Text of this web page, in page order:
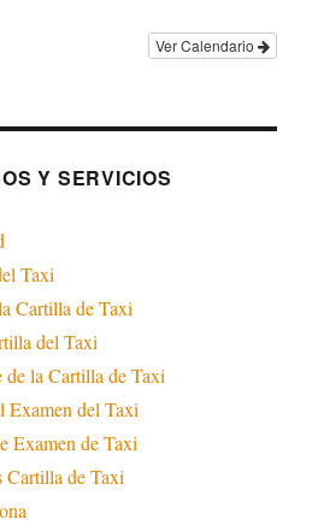
Ver Calendario
Y SERVICIOS
Taxi
Cartilla de Taxi
del Taxi
la Cartilla de Taxi
Examen del Taxi
Examen de Taxi
Cartilla de Taxi